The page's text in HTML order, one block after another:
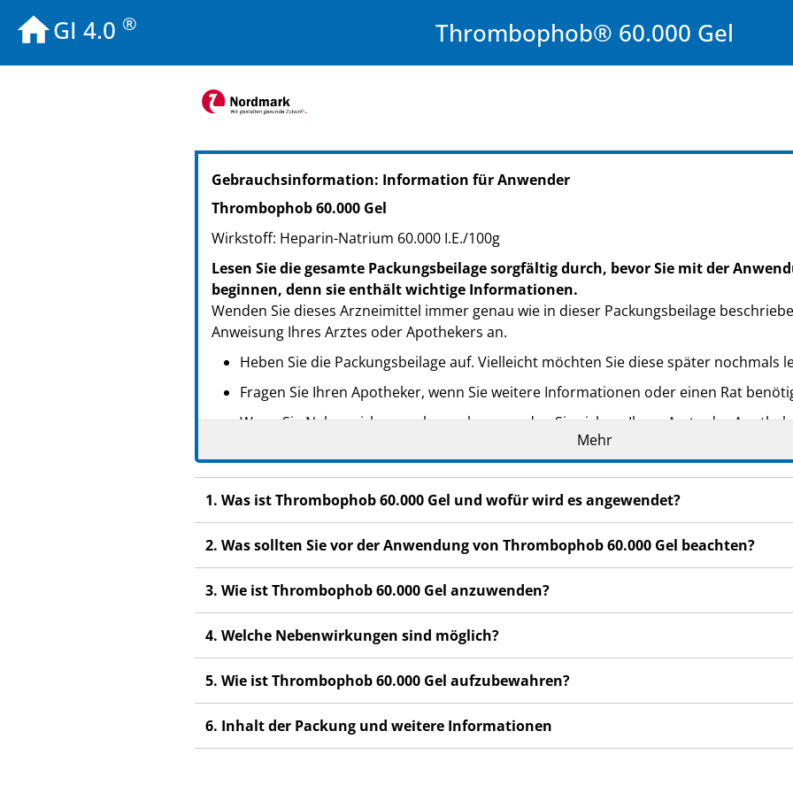
GI 4.0 ® Thrombophob® 60.000 Gel
PZN: 03950943
PPN: 110395094385
Gebrauchsinformation: Information für Anwender
Thrombophob 60.000 Gel
Wirkstoff: Heparin-Natrium 60.000 I.E./100g
Lesen Sie die gesamte Packungsbeilage sorgfältig durch, bevor Sie mit der
beginnen, denn sie enthält wichtige Informationen.
Wenden Sie dieses Arzneimittel immer genau wie in dieser Packungsbeilage
Anweisung Ihres Arztes oder Apothekers an.
Heben Sie die Packungsbeilage auf. Vielleicht möchten Sie diese später nochmals
Fragen Sie Ihren Apotheker, wenn Sie weitere Informationen oder einen Rat
Wenn Sie Nebenwirkungen bemerken, wenden Sie sich an Ihren Arzt oder
Nebenwirkungen, die nicht in dieser Packungsbeilage angegeben sind. Siehe
Wenn Sie sich nach der Anwendung nicht besser oder gar schlechter fühlen,
Mehr
1. Was ist Thrombophob 60.000 Gel und wofür wird es angewendet?
2. Was sollten Sie vor der Anwendung von Thrombophob 60.000 Gel beachten?
3. Wie ist Thrombophob 60.000 Gel anzuwenden?
4. Welche Nebenwirkungen sind möglich?
5. Wie ist Thrombophob 60.000 Gel aufzubewahren?
6. Inhalt der Packung und weitere Informationen